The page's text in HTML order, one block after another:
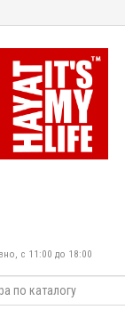
с 11:00 до 18:00